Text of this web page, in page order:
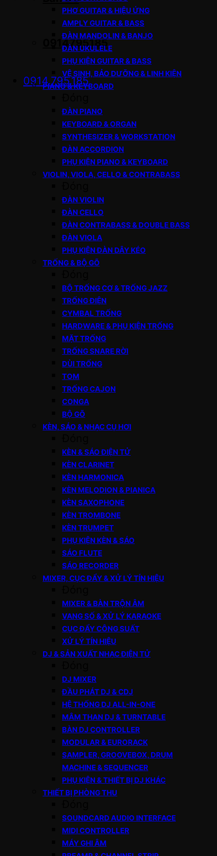
0914795185
0914.795.185
PHƠ GUITAR & HIỆU ỨNG
AMPLY GUITAR & BASS
ĐÀN MANDOLIN & BANJO
ĐÀN UKULELE
PHỤ KIỆN GUITAR & BASS
VỆ SINH, BẢO DƯỠNG & LINH KIỆN
PIANO & KEYBOARD
ĐÀN PIANO
KEYBOARD & ORGAN
SYNTHESIZER & WORKSTATION
ĐÀN ACCORDION
PHỤ KIỆN PIANO & KEYBOARD
VIOLIN, VIOLA, CELLO & CONTRABASS
ĐÀN VIOLIN
ĐÀN CELLO
ĐÀN CONTRABASS & DOUBLE BASS
ĐÀN VIOLA
PHỤ KIỆN ĐÀN DÂY KÉO
TRỐNG & BỘ GÕ
BỘ TRỐNG CƠ & TRỐNG JAZZ
TRỐNG ĐIỆN
CYMBAL TRỐNG
HARDWARE & PHỤ KIỆN TRỐNG
MẶT TRỐNG
TRỐNG SNARE RỜI
DÙI TRỐNG
TOM
TRỐNG CAJON
CONGA
BỘ GÕ
KÈN, SÁO & NHẠC CỤ HƠI
KÈN & SÁO ĐIỆN TỬ
KÈN CLARINET
KÈN HARMONICA
KÈN MELODION & PIANICA
KÈN SAXOPHONE
KÈN TROMBONE
KÈN TRUMPET
PHỤ KIỆN KÈN & SÁO
SÁO FLUTE
SÁO RECORDER
MIXER, CỤC ĐẨY & XỬ LÝ TÍN HIỆU
MIXER & BÀN TRỘN ÂM
VANG SỐ & XỬ LÝ KARAOKE
CỤC ĐẨY CÔNG SUẤT
XỬ LÝ TÍN HIỆU
DJ & SẢN XUẤT NHẠC ĐIỆN TỬ
DJ MIXER
ĐẦU PHÁT DJ & CDJ
HỆ THỐNG DJ ALL-IN-ONE
MÂM THAN DJ & TURNTABLE
BÀN DJ CONTROLLER
MODULAR & EURORACK
SAMPLER, GROOVEBOX, DRUM
MACHINE & SEQUENCER
PHỤ KIỆN & THIẾT BỊ DJ KHÁC
THIẾT BỊ PHÒNG THU
SOUNDCARD AUDIO INTERFACE
MIDI CONTROLLER
MÁY GHI ÂM